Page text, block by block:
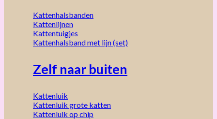
Kattenhalsbanden
Kattenlijnen
Kattentuigjes
Kattenhalsband met lijn (set)
Zelf naar buiten
Kattenluik
Kattenluik grote katten
Kattenluik op chip